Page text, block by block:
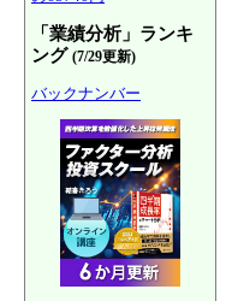
「業績分析」ランキ
ング (7/29更新)
バックナンバー